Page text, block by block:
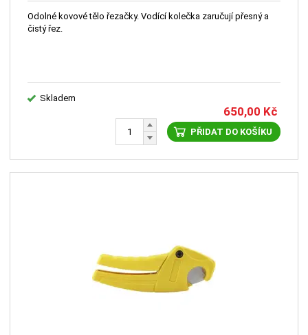
Odolné kovové tělo řezačky. Vodící kolečka zaručují přesný a
čistý řez.
Skladem
650,00 Kč
PŘIDAT DO KOŠÍKU